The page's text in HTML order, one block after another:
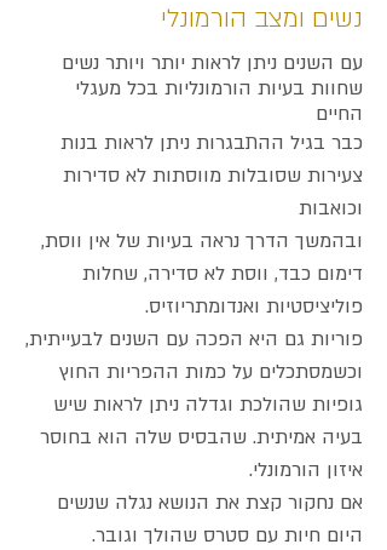
נשים ומצב הורמונלי
עם השנים ניתן לראות יותר ויותר נשים
שחוות בעיות הורמונליות בכל מעגלי
החיים
כבר בגיל ההתבגרות ניתן לראות בנות
צעירות שסובלות מווסתות לא סדירות
וכואבות
ובהמשך הדרך נראה בעיות של אין ווסת,
דימום כבד, ווסת לא סדירה, שחלות
פוליציסטיות ואנדומתריוזיס.
פוריות גם היא הפכה עם השנים לבעייתית,
וכשמסתכלים על כמות ההפריות החוץ
גופיות שהולכת וגדלה ניתן לראות שיש
בעיה אמיתית. שהבסיס שלה הוא בחוסר
איזון הורמונלי.
אם נחקור קצת את הנושא נגלה שנשים
היום חיות עם סטרס שהולך וגובר.